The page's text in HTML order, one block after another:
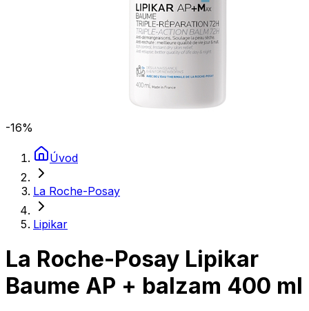
-16%
Úvod
La Roche-Posay
Lipikar
La Roche-Posay Lipikar
Baume AP + balzam 400 ml